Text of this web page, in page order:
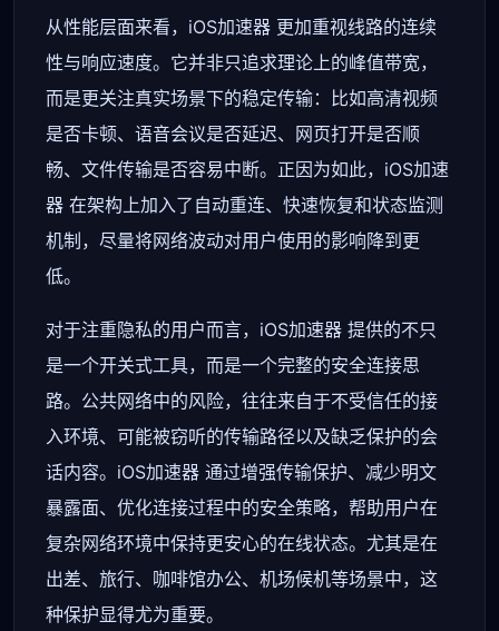
从性能层面来看，iOS加速器 更加重视线路的连续
性与响应速度。它并非只追求理论上的峰值带宽，
而是更关注真实场景下的稳定传输：比如高清视频
是否卡顿、语音会议是否延迟、网页打开是否顺
畅、文件传输是否容易中断。正因为如此，iOS加速
器 在架构上加入了自动重连、快速恢复和状态监测
机制，尽量将网络波动对用户使用的影响降到更
低。
对于注重隐私的用户而言，iOS加速器 提供的不只
是一个开关式工具，而是一个完整的安全连接思
路。公共网络中的风险，往往来自于不受信任的接
入环境、可能被窃听的传输路径以及缺乏保护的会
话内容。iOS加速器 通过增强传输保护、减少明文
暴露面、优化连接过程中的安全策略，帮助用户在
复杂网络环境中保持更安心的在线状态。尤其是在
出差、旅行、咖啡馆办公、机场候机等场景中，这
种保护显得尤为重要。